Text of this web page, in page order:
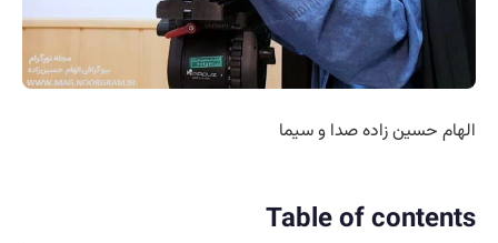
الهام حسین زاده صدا و سیما
Table of contents